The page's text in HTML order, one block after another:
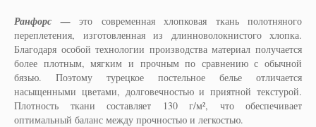
Ранфорс —это современная хлопковая ткань полотняного
переплетения, изготовленная из длинноволокнистого хлопка.
Благодаря особой технологии производства материал получается
более плотным, мягким и прочным по сравнению с обычной
бязью. Поэтому турецкое постельное белье отличается
насыщенными цветами, долговечностью и приятной текстурой.
Плотность ткани составляет 130 г/м², что обеспечивает
оптимальный баланс между прочностью и легкостью.